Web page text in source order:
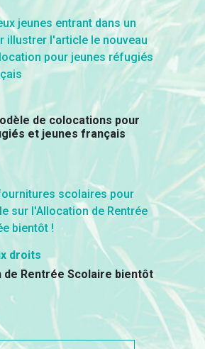
de colocations pour
et jeunes français
droits
de Rentrée Scolaire bientôt